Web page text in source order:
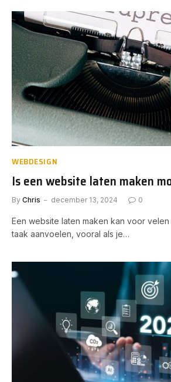
WEBDESIGN
Is een website laten maken
By Chris december 13, 2024 0
Een website laten maken kan voor
taak aanvoelen, vooral als je…